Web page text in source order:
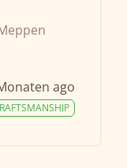
ago